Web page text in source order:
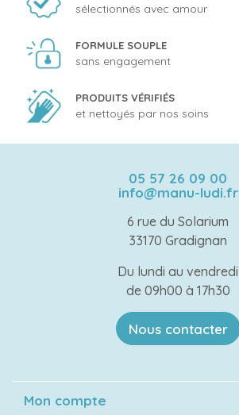
sélectionnés avec amour
FORMULE SOUPLE
sans engagement
PRODUITS VÉRIFIÉS
et nettoyés par nos soins
05 57 26 09 00
info@manu-ludi.fr
6 rue du Solarium
33170 Gradignan
Du lundi au vendredi
de 09h00 à 17h30
Nous contacter
Mon compte